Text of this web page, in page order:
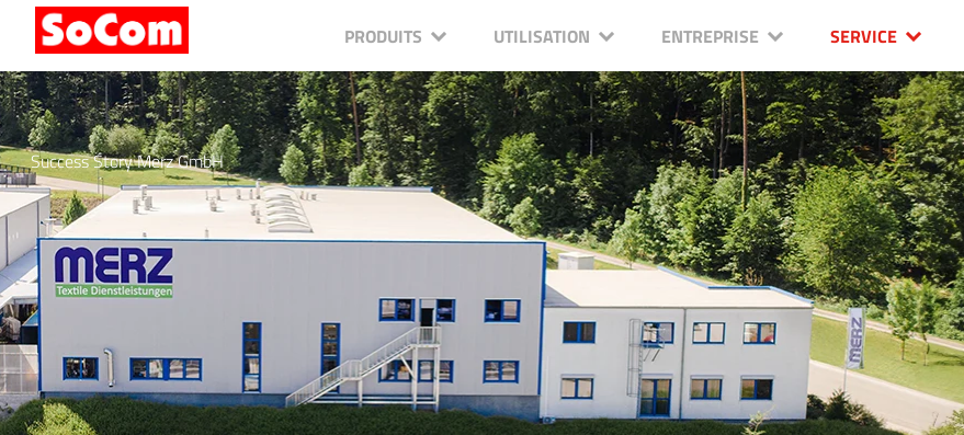
PRODUITS UTILISATION ENTREPRISE SERVICE
Success Story Merz GmbH